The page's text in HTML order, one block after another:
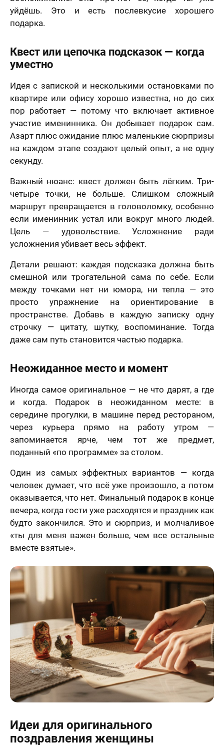
уйдёшь. Это и есть послевкусие хорошего
подарка.
Квест или цепочка подсказок — когда
уместно
Идея с запиской и несколькими остановками по
квартире или офису хорошо известна, но до сих
пор работает — потому что включает активное
участие именинника. Он добывает подарок сам.
Азарт плюс ожидание плюс маленькие сюрпризы
на каждом этапе создают целый опыт, а не одну
секунду.
Важный нюанс: квест должен быть лёгким. Три-
четыре точки, не больше. Слишком сложный
маршрут превращается в головоломку, особенно
если именинник устал или вокруг много людей.
Цель — удовольствие. Усложнение ради
усложнения убивает весь эффект.
Детали решают: каждая подсказка должна быть
смешной или трогательной сама по себе. Если
между точками нет ни юмора, ни тепла — это
просто упражнение на ориентирование в
пространстве. Добавь в каждую записку одну
строчку — цитату, шутку, воспоминание. Тогда
даже сам путь становится частью подарка.
Неожиданное место и момент
Иногда самое оригинальное — не что дарят, а где
и когда. Подарок в неожиданном месте: в
середине прогулки, в машине перед рестораном,
через курьера прямо на работу утром —
запоминается ярче, чем тот же предмет,
поданный «по программе» за столом.
Один из самых эффектных вариантов — когда
человек думает, что всё уже произошло, а потом
оказывается, что нет. Финальный подарок в конце
вечера, когда гости уже расходятся и праздник как
будто закончился. Это и сюрприз, и молчаливое
«ты для меня важен больше, чем все остальные
вместе взятые».
Идеи для оригинального
поздравления женщины